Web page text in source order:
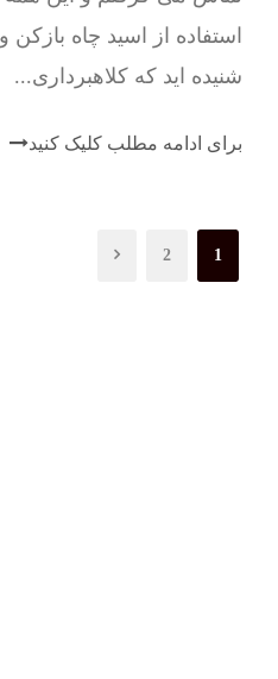
استفاده از اسید چاه
شنیده اید که کلاهبرداری...
برای ادامه مطلب کلیک کنید
1
2